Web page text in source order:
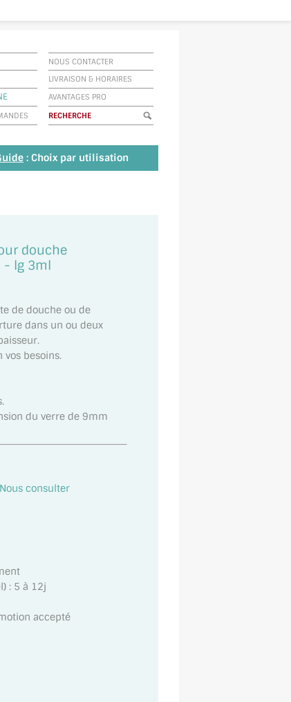
NOUS CONTACTER
LIVRAISON & HORAIRES
AVANTAGES PRO
: Choix par utilisation
douche
- lg 3ml
de douche ou de
dans un ou deux
besoins.
du verre de 9mm
Nous consulter
: 5 à 12j
accepté